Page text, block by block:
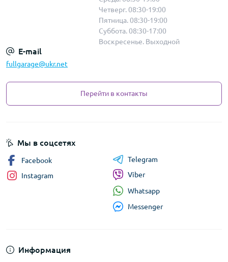
Четверг. 08:30-19:00
Пятница. 08:30-19:00
Суббота. 08:30-17:00
Воскресенье. Выходной
E-mail
fullgarage@ukr.net
Перейти в контакты
Информация
Мы в соцсетях
Facebook
Instagram
Telegram
Viber
Whatsapp
Messenger